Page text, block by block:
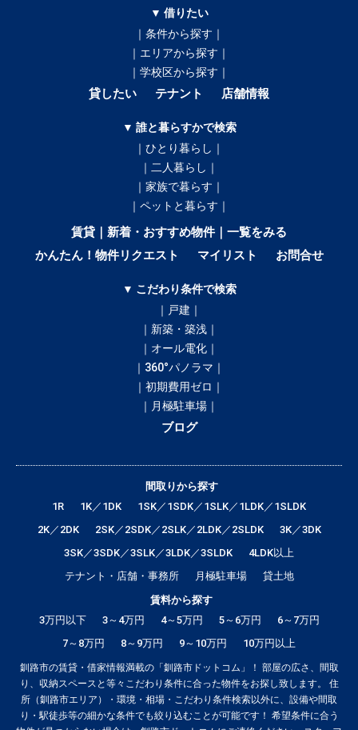
▼ 借りたい
｜条件から探す｜
｜エリアから探す｜
｜学校区から探す｜
貸したい テナント 店舗情報
▼ 誰と暮らすかで検索
｜ひとり暮らし｜
｜二人暮らし｜
｜家族で暮らす｜
｜ペットと暮らす｜
賃貸｜新着・おすすめ物件｜一覧をみる
かんたん！物件リクエスト
マイリスト お問合せ
▼ こだわり条件で検索
｜戸建｜
｜新築・築浅｜
｜オール電化｜
｜360°パノラマ｜
｜初期費用ゼロ｜
｜月極駐車場｜
ブログ
間取りから探す
1R
1K／1DK
1SK／1SDK／1SLK／1LDK／1SLDK
2K／2DK
2SK／2SDK／2SLK／2LDK／2SLDK
3K／3DK
3SK／3SDK／3SLK／3LDK／3SLDK
4LDK以上
テナント・店舗・事務所
月極駐車場
貸土地
賃料から探す
3万円以下
3～4万円 4～5万円 5～6万円
6～7万円
7～8万円
8～9万円 9～10万円 10万円以上
釧路市の賃貸・借家情報満載の「釧路市ドットコム」！ 部屋の広さ、間取
り、収納スペースと等々こだわり条件に合った物件をお探し致します。 住
所（釧路市エリア）・環境・相場・こだわり条件検索以外に、設備や間取
り・駅徒歩等の細かな条件でも絞り込むことが可能です！ 希望条件に合う